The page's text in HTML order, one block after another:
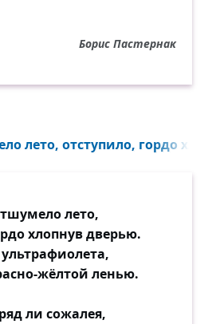
Борис Пастернак
лето, отступило, гордо
лето,
хлопнув дверью.
жёлтой ленью.
ли сожалея,